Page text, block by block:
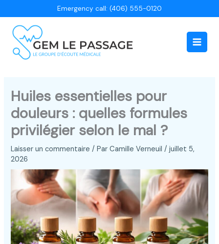
au
contenu
Emergency call: (406) 555-0120
Main
Huiles essentielles pour
douleurs : quelles formules
privilégier selon le mal ?
Laisser un commentaire / ParCamille Verneuil/juillet 5,
2026